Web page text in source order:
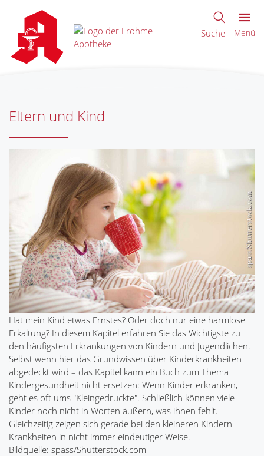
Suche Menü
Eltern und Kind
Hat mein Kind etwas Ernstes? Oder doch nur eine harmlose
Erkältung? In diesem Kapitel erfahren Sie das Wichtigste zu
den häufigsten Erkrankungen von Kindern und Jugendlichen.
Selbst wenn hier das Grundwissen über Kinderkrankheiten
abgedeckt wird – das Kapitel kann ein Buch zum Thema
Kindergesundheit nicht ersetzen: Wenn Kinder erkranken,
geht es oft ums "Kleingedruckte". Schließlich können viele
Kinder noch nicht in Worten äußern, was ihnen fehlt.
Gleichzeitig zeigen sich gerade bei den kleineren Kindern
Krankheiten in nicht immer eindeutiger Weise.
Bildquelle: spass/Shutterstock.com